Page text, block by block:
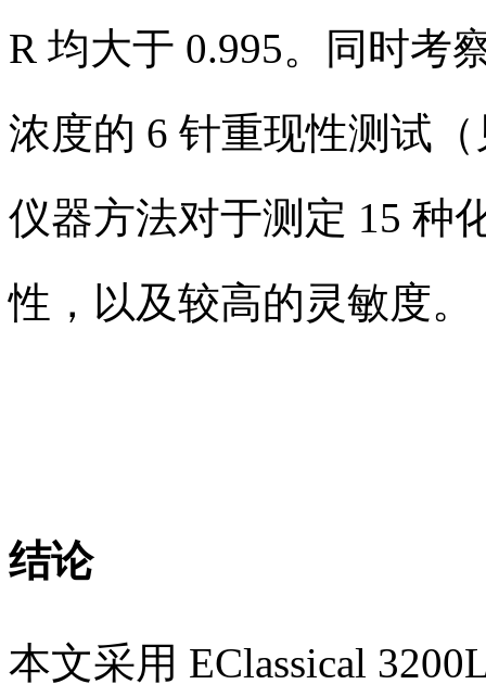
R 均大于 0.995。同时考
浓度的 6 针重现性测试
仪器方法对于测定 15 种
性，以及较高的灵敏度。
结论
本文采用 EClassical